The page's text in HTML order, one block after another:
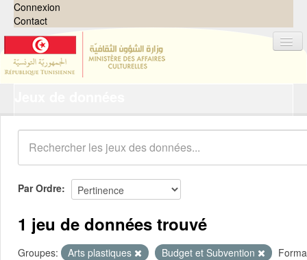
Connexion
Contact
Organisations
Groupes
Demandes 0
À propos
Par Ordre
1 jeu de données trouvé
Groupes: Arts plastiques Budget et Subvention